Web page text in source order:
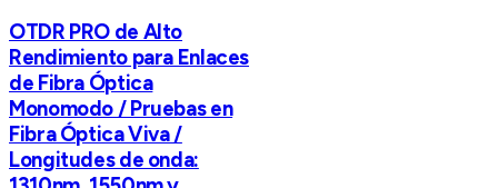
OTDR PRO de Alto
Rendimiento para Enlaces
de Fibra Óptica
Monomodo / Pruebas en
Fibra Óptica Viva /
Longitudes de onda: